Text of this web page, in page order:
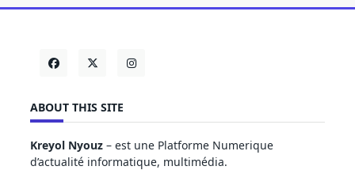
ABOUT THIS SITE
Kreyol Nyouz – est une Platforme Numerique
d’actualité informatique, multimédia.